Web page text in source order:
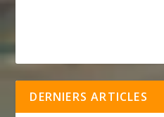
DERNIERS ARTICLES